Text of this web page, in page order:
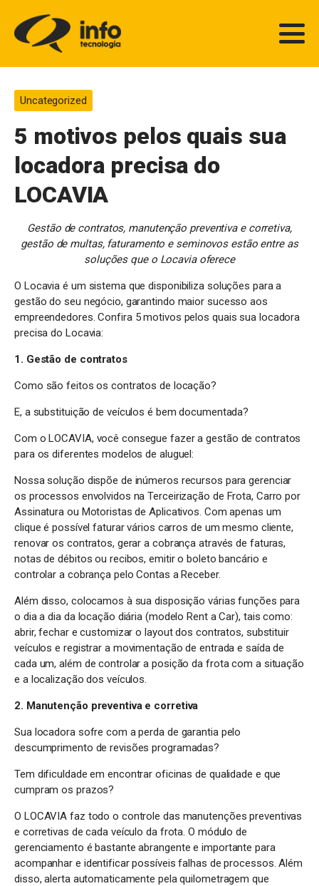
Uncategorized
5 motivos pelos quais sua
locadora precisa do
LOCAVIA
Gestão de contratos, manutenção preventiva e corretiva,
gestão de multas, faturamento e seminovos estão entre as
soluções que o Locavia oferece
O Locavia é um sistema que disponibiliza soluções para a
gestão do seu negócio, garantindo maior sucesso aos
empreendedores. Confira 5 motivos pelos quais sua locadora
precisa do Locavia:
1. Gestão de contratos
Como são feitos os contratos de locação?
E, a substituição de veículos é bem documentada?
Com o LOCAVIA, você consegue fazer a gestão de contratos
para os diferentes modelos de aluguel:
Nossa solução dispõe de inúmeros recursos para gerenciar
os processos envolvidos na Terceirização de Frota, Carro por
Assinatura ou Motoristas de Aplicativos. Com apenas um
clique é possível faturar vários carros de um mesmo cliente,
renovar os contratos, gerar a cobrança através de faturas,
notas de débitos ou recibos, emitir o boleto bancário e
controlar a cobrança pelo Contas a Receber.
Além disso, colocamos à sua disposição várias funções para
o dia a dia da locação diária (modelo Rent a Car), tais como:
abrir, fechar e customizar o layout dos contratos, substituir
veículos e registrar a movimentação de entrada e saída de
cada um, além de controlar a posição da frota com a situação
e a localização dos veículos.
2. Manutenção preventiva e corretiva
Sua locadora sofre com a perda de garantia pelo
descumprimento de revisões programadas?
Tem dificuldade em encontrar oficinas de qualidade e que
cumpram os prazos?
O LOCAVIA faz todo o controle das manutenções preventivas
e corretivas de cada veículo da frota. O módulo de
gerenciamento é bastante abrangente e importante para
acompanhar e identificar possíveis falhas de processos. Além
disso, alerta automaticamente pela quilometragem que